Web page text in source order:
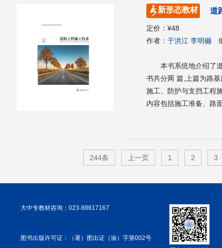
新形态教材 道
定价：¥48
作者：于洪江 李明樾
本书系统地介绍了
书共分两 篇,上篇为路
施工、防护与支挡工程
内容包括施工准备、路
面面层施工。为了便
高等职业教育道路桥梁
相关专业的工程技术和
244条 上一页 1 2 3
大中专教材咨询：023-88617167
图书出版许可证：（署）图出证（渝）字第002号